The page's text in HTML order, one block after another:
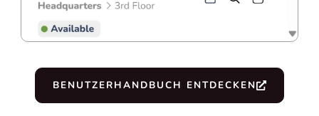
BENUTZERHANDBUCH ENTDECKEN